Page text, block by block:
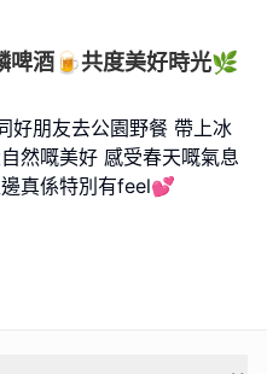
啤酒🍺共度美好時光🌿
好朋友去公園野餐 帶上冰
然嘅美好 感受春天嘅氣息
真係特別有feel💕